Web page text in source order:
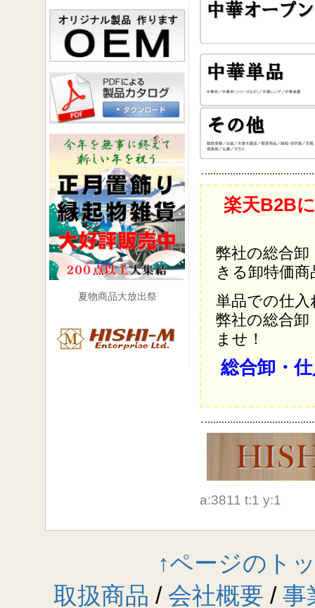
楽天B2B
弊社の総合
きる卸特価
単品での仕
弊社の総合
ませ！
総合卸・
a:3811 t:1 y:1
夏物商品大放出祭
↑ページのト
取扱商品 / 会社概要 / 事